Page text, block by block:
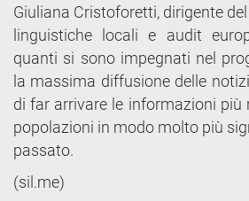
Giuliana Cristoforetti, dirigente
linguistiche locali e audit
quanti si sono impegnati nel
la massima diffusione delle
di far arrivare le informazioni più
popolazioni in modo molto più
passato.
(sil.me)